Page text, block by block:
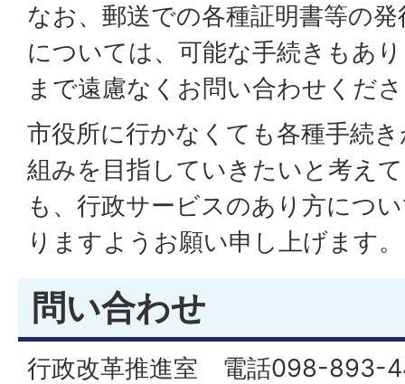
なお、郵送での各種証明書等の
については、可能な手続きもあ
まで遠慮なくお問い合わせくだ
市役所に行かなくても各種手続
組みを目指していきたいと考え
も、行政サービスのあり方につ
りますようお願い申し上げます。
問い合わせ
行政改革推進室 電話098-893-